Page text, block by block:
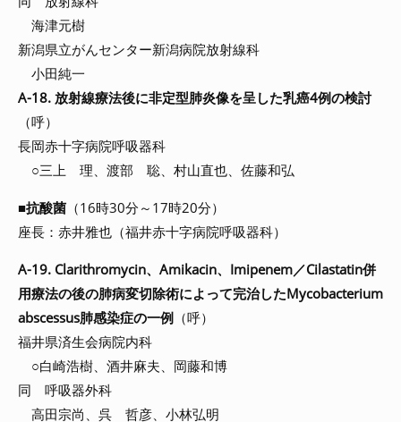
海津元樹
新潟県立がんセンター新潟病院放射線科
小田純一
A-18. 放射線療法後に非定型肺炎像を呈した乳癌4例の検討
（呼）
長岡赤十字病院呼吸器科
○三上 理、渡部 聡、村山直也、佐藤和弘
■抗酸菌 （16時30分～17時20分）
座長：赤井雅也（福井赤十字病院呼吸器科）
A-19. Clarithromycin、Amikacin、Imipenem／Cilastatin併
用療法の後の肺病変切除術によって完治したMycobacterium
abscessus肺感染症の一例 （呼）
福井県済生会病院内科
○白崎浩樹、酒井麻夫、岡藤和博
同 呼吸器外科
高田宗尚、呉 哲彦、小林弘明